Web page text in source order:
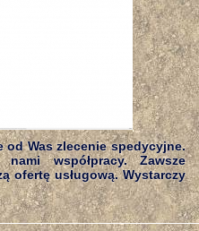
od Was zlecenie spedycyjne.
współpracy. Zawsze
ofertę usługową. Wystarczy